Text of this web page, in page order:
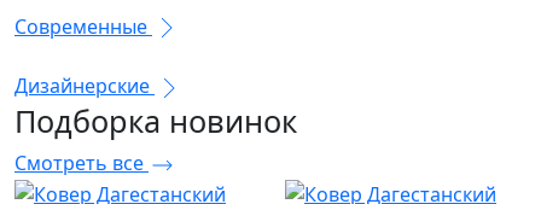
Современные
Дизайнерские
Подборка новинок
Смотреть все